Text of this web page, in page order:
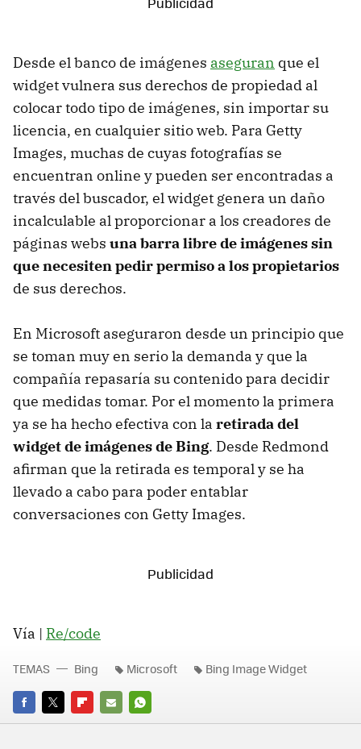
Desde el banco de imágenes aseguran que el
widget vulnera sus derechos de propiedad al
colocar todo tipo de imágenes, sin importar su
licencia, en cualquier sitio web. Para Getty
Images, muchas de cuyas fotografías se
encuentran online y pueden ser encontradas a
través del buscador, el widget genera un daño
incalculable al proporcionar a los creadores de
páginas webs una barra libre de imágenes sin
que necesiten pedir permiso a los propietarios
de sus derechos.
En Microsoft aseguraron desde un principio que
se toman muy en serio la demanda y que la
compañía repasaría su contenido para decidir
que medidas tomar. Por el momento la primera
ya se ha hecho efectiva con la retirada del
widget de imágenes de Bing. Desde Redmond
afirman que la retirada es temporal y se ha
llevado a cabo para poder entablar
conversaciones con Getty Images.
Vía | Re/code
FACEBOOK
TWITTERFLIPBOARD
E-
WHATSAPP
TEMAS Bing Microsoft Bing Image Widget